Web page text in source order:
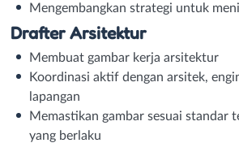
Mengembangkan strategi untuk
Drafter Arsitektur
Membuat gambar kerja arsitektur
Koordinasi aktif dengan arsitek,
lapangan
Memastikan gambar sesuai standar
yang berlaku